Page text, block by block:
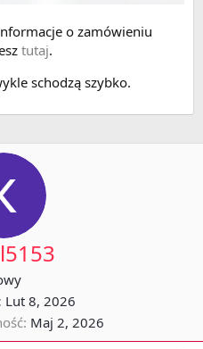
o zamówieniu
tutaj.
schodzą szybko.
Lut 8, 2026
Maj 2, 2026